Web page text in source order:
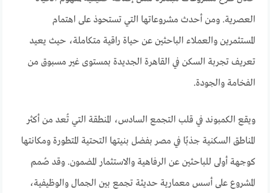
العصرية. ومن أحدث مشروعاتها التي تستحوذ على اهتمام
المستثمرين والعملاء الباحثين عن حياة راقية متكاملة، حيث يعيد
تعريف تجربة السكن في القاهرة الجديدة بمستوى غير مسبوق من
الفخامة والجودة.
ويقع الكمبوند في قلب التجمع السادس، المنطقة التي تُعد من أكثر
المناطق السكنية جذبًا في مصر بفضل بنيتها التحتية المتطورة ومكانتها
كوجهة أولى للباحثين عن الرفاهية والاستثمار المضمون. وقد صُمم
المشروع على أسس معمارية حديثة تجمع بين الجمال والوظيفية،